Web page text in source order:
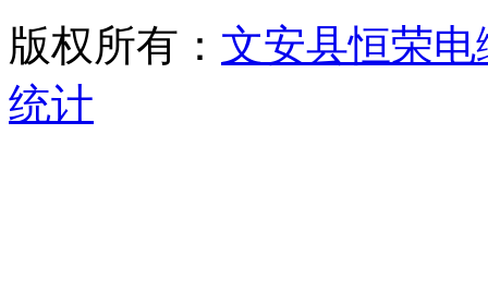
版权所有： 文安县恒荣
统计